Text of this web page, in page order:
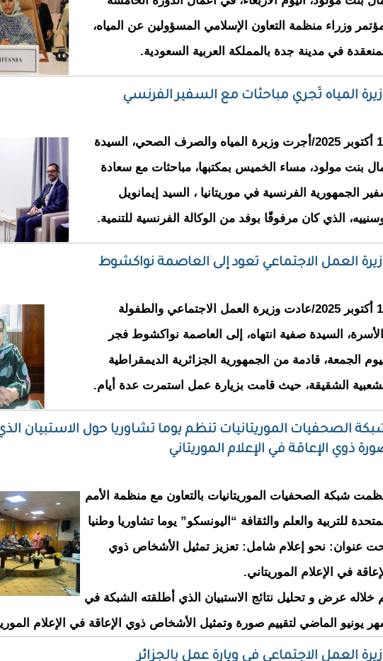
وزراء منظمة التعاون الإسلامي المسؤولين عن المياه،
في مدينة جدة بالمملكة العربية السعودية.
المياه تُجري مباحثات مع السفير الفرنسي
10 أكتوبر 2025/أجرت وزيرة المياه والصرف الصحي، السيدة
بنت مولود، مساء الخميس بمكتبها، مباحثات مع سعادة
الجمهورية الفرنسية في موريتانيا ، السيد إيمانويل
الذي كان مرفوقًا بوفد من الوكالة الفرنسية للتنمية.
العمل الاجتماعي تعود إلى العاصمة نواكشوط
10 أكتوبر 2025/عادت وزيرة العمل الاجتماعي والطفولة
السيدة صفية انتهاه، إلى العاصمة نواكشوط فجر
الجمعة، قادمة من الجمهورية الجزائرية الديمقراطية
الشقيقة، حيث قامت بزيارة عمل استمرت عدة أيام.
الصحفيات الموريتانيات تنظم يوما تشاوريا حول الاستبيان
ذوي الإعاقة في الإعلام الموريتاني
شبكة الصحفيات الموريتانيات بالتعاون مع منظمة الأمم
للتربية والعلم والثقافة “اليونسكو” يوما تشاوريا وطنيا
عنوان: نحو إعلام شامل: تعزيز تمثيل الأشخاص ذوي
في الإعلام الموريتاني.
خلاله عرض و تحليل نتائج الاستبيان الذي أطلقته الشبكة في
يونيو الماضي لتقييم صورة وتمثيل الأشخاص ذوي الإعاقة في الإعلام
العمل الاجتماعي في ويارة عمل بالجزائر